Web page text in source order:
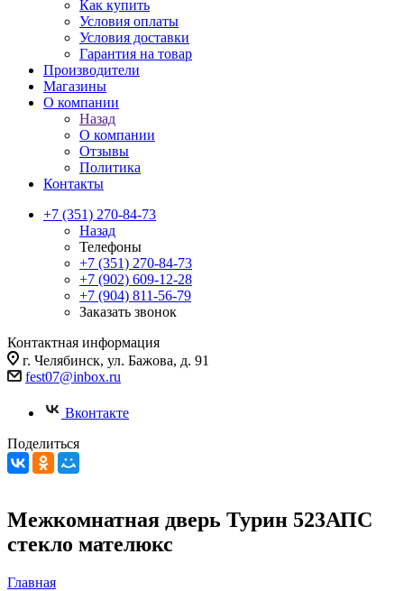
Как купить
Условия оплаты
Условия доставки
Гарантия на товар
Производители
Магазины
О компании
Назад
О компании
Отзывы
Политика
Контакты
+7 (351) 270-84-73
Назад
Телефоны
+7 (351) 270-84-73
+7 (902) 609-12-28
+7 (904) 811-56-79
Заказать звонок
Контактная информация
г. Челябинск, ул. Бажова, д. 91
fest07@inbox.ru
Вконтакте
Поделиться
Межкомнатная дверь Турин 523АПС
стекло мателюкс
Главная